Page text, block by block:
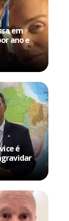
em
ano e
é